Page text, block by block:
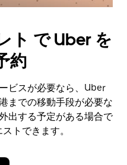
ト で Uber を
約
ビスが必要なら、Uber
までの移動手段が必要な
出する予定がある場合で
トできます。